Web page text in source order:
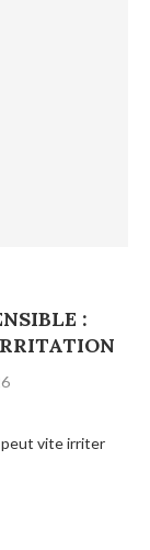
:
peut vite irriter